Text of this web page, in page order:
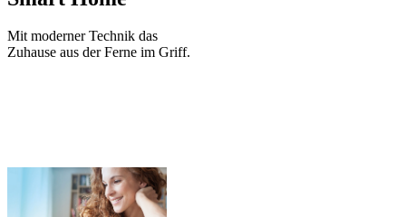
Mit moderner Technik das
Zuhause aus der Ferne im Griff.